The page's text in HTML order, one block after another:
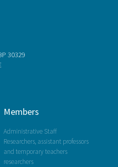
30329
Members
Administrative Staff
Researchers, assistant professors
and temporary teachers
researchers